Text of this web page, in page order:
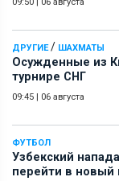
ДРУГИЕ/ ШАХМАТЫ
Осужденные из
турнире СНГ
09:45 | 06 августа
ФУТБОЛ
Узбекский
перейти в новый